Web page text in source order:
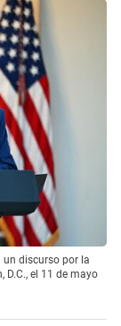
un discurso por la
D.C., el 11 de mayo